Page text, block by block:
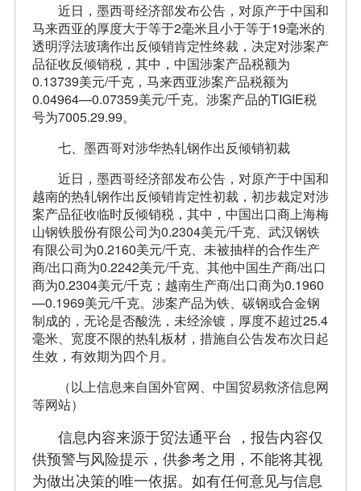
近日，墨西哥经济部发布公告，对原产于中国和
马来西亚的厚度大于等于2毫米且小于等于19毫米的
透明浮法玻璃作出反倾销肯定性终裁，决定对涉案产
品征收反倾销税，其中，中国涉案产品税额为
0.13739美元/千克，马来西亚涉案产品税额为
0.04964—0.07359美元/千克。涉案产品的TIGIE税
号为7005.29.99。
七、墨西哥对涉华热轧钢作出反倾销初裁
近日，墨西哥经济部发布公告，对原产于中国和
越南的热轧钢作出反倾销肯定性初裁，初步裁定对涉
案产品征收临时反倾销税，其中，中国出口商上海梅
山钢铁股份有限公司为0.2304美元/千克、武汉钢铁
有限公司为0.2160美元/千克、未被抽样的合作生产
商/出口商为0.2242美元/千克、其他中国生产商/出口
商为0.2304美元/千克；越南生产商/出口商为0.1960
—0.1969美元/千克。涉案产品为铁、碳钢或合金钢
制成的，无论是否酸洗，未经涂镀，厚度不超过25.4
毫米、宽度不限的热轧板材，措施自公告发布次日起
生效，有效期为四个月。
（以上信息来自国外官网、中国贸易救济信息网
等网站）
信息内容来源于贸法通平台 ，报告内容仅
供预警与风险提示，供参考之用，不能将其视
为做出决策的唯一依据。如有任何意见与信息